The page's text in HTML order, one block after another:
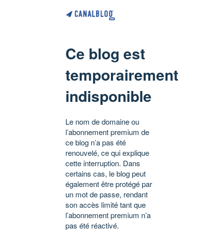
Ce blog est
temporairement
indisponible
Le nom de domaine ou
l’abonnement premium de
ce blog n’a pas été
renouvelé, ce qui explique
cette interruption. Dans
certains cas, le blog peut
également être protégé par
un mot de passe, rendant
son accès limité tant que
l’abonnement premium n’a
pas été réactivé.